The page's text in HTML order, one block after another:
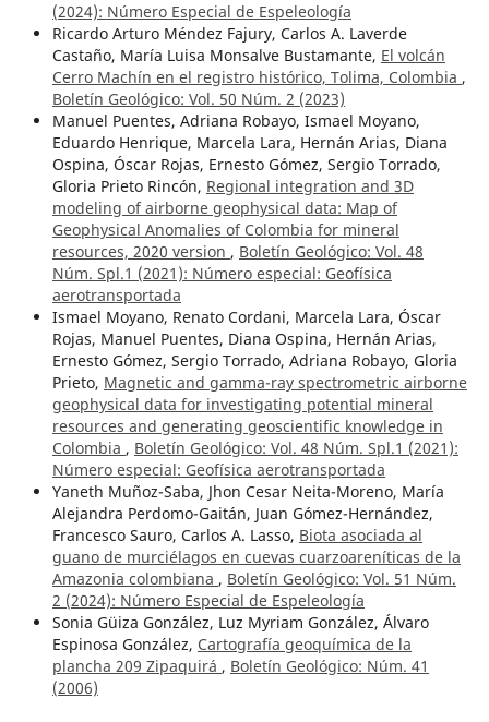
(2024): Número Especial de Espeleología
Ricardo Arturo Méndez Fajury, Carlos A. Laverde
Castaño, María Luisa Monsalve Bustamante, El volcán
Cerro Machín en el registro histórico, Tolima, Colombia ,
Boletín Geológico: Vol. 50 Núm. 2 (2023)
Manuel Puentes, Adriana Robayo, Ismael Moyano,
Eduardo Henrique, Marcela Lara, Hernán Arias, Diana
Ospina, Óscar Rojas, Ernesto Gómez, Sergio Torrado,
Gloria Prieto Rincón, Regional integration and 3D
modeling of airborne geophysical data: Map of
Geophysical Anomalies of Colombia for mineral
resources, 2020 version , Boletín Geológico: Vol. 48
Núm. Spl.1 (2021): Número especial: Geofísica
aerotransportada
Ismael Moyano, Renato Cordani, Marcela Lara, Óscar
Rojas, Manuel Puentes, Diana Ospina, Hernán Arias,
Ernesto Gómez, Sergio Torrado, Adriana Robayo, Gloria
Prieto, Magnetic and gamma-ray spectrometric airborne
geophysical data for investigating potential mineral
resources and generating geoscientific knowledge in
Colombia , Boletín Geológico: Vol. 48 Núm. Spl.1 (2021):
Número especial: Geofísica aerotransportada
Yaneth Muñoz-Saba, Jhon Cesar Neita-Moreno, María
Alejandra Perdomo-Gaitán, Juan Gómez-Hernández,
Francesco Sauro, Carlos A. Lasso, Biota asociada al
guano de murciélagos en cuevas cuarzoareníticas de la
Amazonia colombiana , Boletín Geológico: Vol. 51 Núm.
2 (2024): Número Especial de Espeleología
Sonia Güiza González, Luz Myriam González, Álvaro
Espinosa González, Cartografía geoquímica de la
plancha 209 Zipaquirá , Boletín Geológico: Núm. 41
(2006)